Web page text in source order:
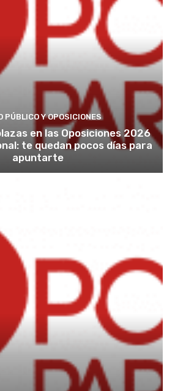
PÚBLICO Y OPOSICIONES
en las Oposiciones 2026
te quedan pocos días para
apuntarte